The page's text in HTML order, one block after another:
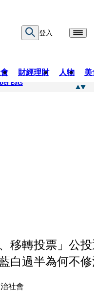
登入
財經理財 人物 美
Eats
移轉投票」公投
白過半為何不修
社會